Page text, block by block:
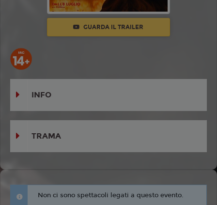
GUARDA IL TRAILER
INFO
TRAMA
Non ci sono spettacoli legati a questo evento.